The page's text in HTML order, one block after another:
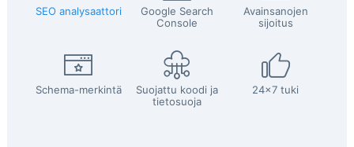
SEO analysaattori
Google Search
Console
Avainsanojen
sijoitus
Schema-merkintä
Suojattu koodi ja
tietosuoja
24x7 tuki